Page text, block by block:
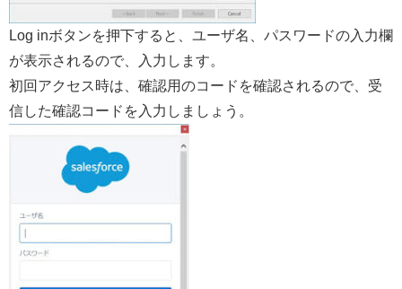
Log inボタンを押下すると、ユーザ名、パスワードの入力欄
が表示されるので、入力します。
初回アクセス時は、確認用のコードを確認されるので、受
信した確認コードを入力しましょう。